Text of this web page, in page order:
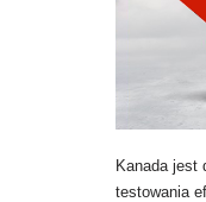
Kanada jest
testowania